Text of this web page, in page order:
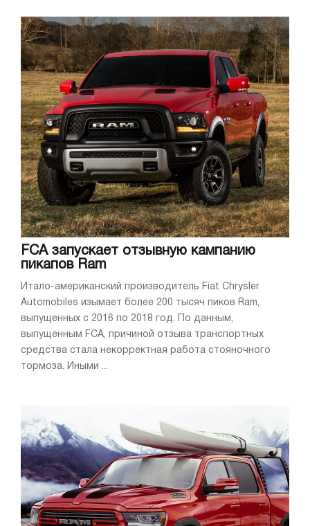
FCA запускает отзывную кампанию
пикапов Ram
Итало-американский производитель Fiat Chrysler
Automobiles изымает более 200 тысяч пиков Ram,
выпущенных с 2016 по 2018 год. По данным,
выпущенным FCA, причиной отзыва транспортных
средства стала некорректная работа стояночного
тормоза. Иными ...